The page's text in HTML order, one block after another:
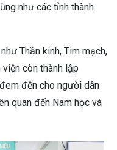
như các tỉnh thành
Thần kinh, Tim mạch,
viện còn thành lập
đến cho người dân
quan đến Nam học và